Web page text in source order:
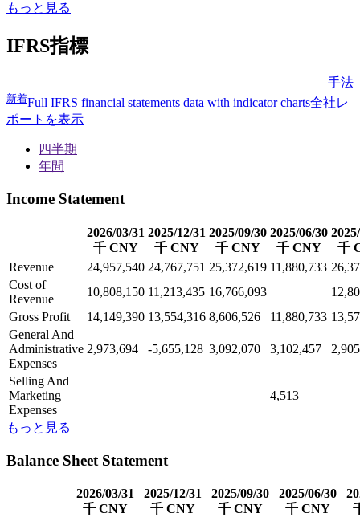
もっと見る
IFRS指標
手法
新着Full IFRS financial statements data with indicator charts全社レ
ポートを表示
四半期
年間
Income Statement
2026/03/31
千 CNY
2025/12/31
千 CNY
2025/09/30
千 CNY
2025/06/30
千 CNY
千
Revenue
24,957,540 24,767,751 25,372,619 11,880,733
Cost of
Revenue
10,808,150 11,213,435 16,766,093
Gross Profit
14,149,390 13,554,316 8,606,526 11,880,733
General And
Administrative
Expenses
2,973,694 -5,655,128 3,092,070 3,102,457
Selling And
Marketing
Expenses
4,513
もっと見る
Balance Sheet Statement
2026/03/31
千 CNY
2025/12/31
千 CNY
2025/09/30
千 CNY
2025/06/30
千 CNY